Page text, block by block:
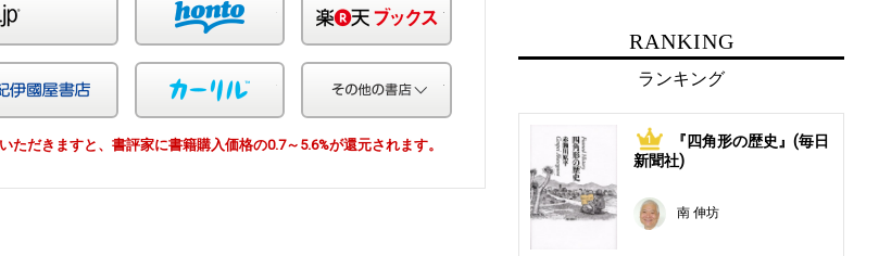
ョッピング
ただきますと、書評家に書籍購入価格の0.7～5.6%が還元されます。
RANKING
ランキング
1
『四角形の歴史』(毎日
新聞社)
南 伸坊